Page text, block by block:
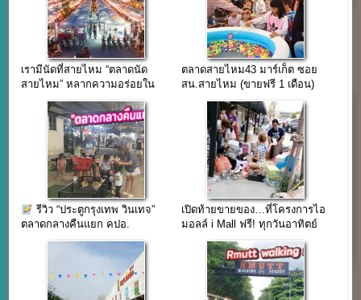
เรามีนัดที่สายไหม “ตลาดนัด
สายไหม” หลากความอร่อยใน
ตลาดสายไหม43 มาร์เก็ต ซอย
สน.สายไหม (ขายฟรี 1 เดือน)
รีวิว “ประตูกรุงเทพ วินเทจ”
ตลาดกลางคืนแยก คปอ.
เปิดท้ายขายของ…ที่โครงการไอ
มอลล์ i Mall ฟรี! ทุกวันอาทิตย์